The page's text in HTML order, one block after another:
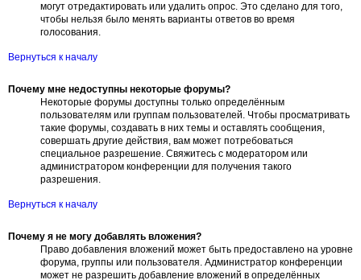
могут отредактировать или удалить опрос. Это сделано для того,
чтобы нельзя было менять варианты ответов во время
голосования.
Вернуться к началу
Почему мне недоступны некоторые форумы?
Некоторые форумы доступны только определённым
пользователям или группам пользователей. Чтобы просматривать
такие форумы, создавать в них темы и оставлять сообщения,
совершать другие действия, вам может потребоваться
специальное разрешение. Свяжитесь с модератором или
администратором конференции для получения такого
разрешения.
Вернуться к началу
Почему я не могу добавлять вложения?
Право добавления вложений может быть предоставлено на уровне
форума, группы или пользователя. Администратор конференции
может не разрешить добавление вложений в определённых